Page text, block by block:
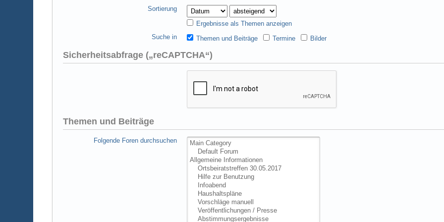
Sortierung
Ergebnisse als Themen anzeigen
Suche in
Themen und Beiträge Termine Bilder
Sicherheitsabfrage („reCAPTCHA“)
Themen und Beiträge
Folgende Foren durchsuchen